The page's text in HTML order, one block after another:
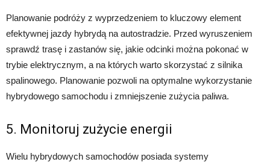
Planowanie podróży z wyprzedzeniem to kluczowy element
efektywnej jazdy hybrydą na autostradzie. Przed wyruszeniem
sprawdź trasę i zastanów się, jakie odcinki można pokonać w
trybie elektrycznym, a na których warto skorzystać z silnika
spalinowego. Planowanie pozwoli na optymalne wykorzystanie
hybrydowego samochodu i zmniejszenie zużycia paliwa.
5. Monitoruj zużycie energii
Wielu hybrydowych samochodów posiada systemy